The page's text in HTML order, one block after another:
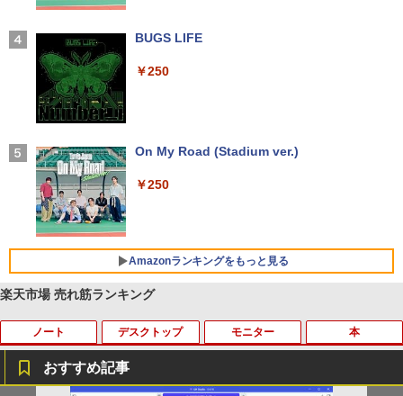
【2026年アップグレード版】AOKIMI ワイヤ
軽量 ブルートゥースHi-Fi 最大36時間再生 ぶ
￥1,964
リング ANC 36時間再生
￥2,980
BUGS LIFE
￥250
On My Road (Stadium ver.)
￥250
Amazonランキングをもっと見る
by Amazon 天然水 ラベルレス 500ml ×24本
富士山の天然水 バナジウム含有 水 ミネラル
ットル (Smart Basic)
薬屋のひとりごと 17巻 (デジタル版ビッグガ
ンガンコミックス)
￥770
楽天市場 売れ筋ランキング
ノート デスクトップ モニター 本
おすすめ記事